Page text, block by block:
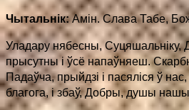
Чытальнік:Амін. Слава Табе,
Уладару нябесны, Суцяшальнiку,
прысутны і ўсё напаўняеш.
Падаўча, прыйдзі і пасяліся ў
благога, і збаў, Добры, душы